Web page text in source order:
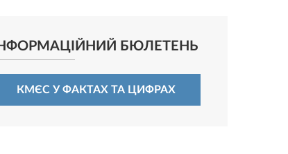
БЮЛЕТЕНЬ
КМЄС У ФАКТАХ ТА ЦИФРАХ